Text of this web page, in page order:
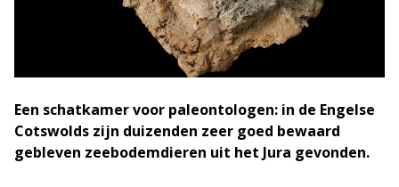
Een schatkamer voor paleontologen: in de Engelse
Cotswolds zijn duizenden zeer goed bewaard
gebleven zeebodemdieren uit het Jura gevonden.